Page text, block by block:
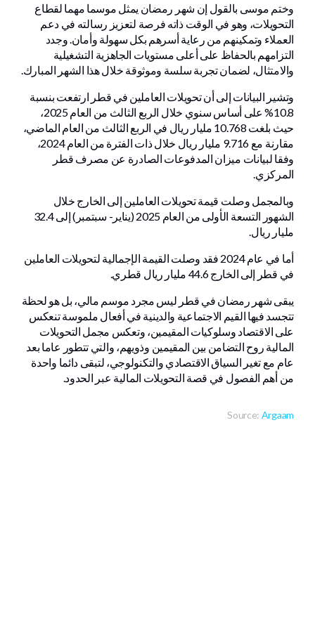
وختم موسى بالقول إن شهر رمضان يمثل موسما مهما لقطاع
التحويلات، وهو في الوقت ذاته فرصة لتعزيز رسالته في دعم
العملاء وتمكينهم من رعاية أسرهم بكل سهولة وأمان. وجدد
التزامهم بالحفاظ على أعلى مستويات الجاهزية التشغيلية
والامتثال، لضمان تجربة سلسة وموثوقة خلال هذا الشهر المبارك.
وتشير البيانات إلى أن تحويلات العاملين في قطر ارتفعت بنسبة
10.8% على أساس سنوي خلال الربع الثالث من العام 2025،
حيث بلغت 10.768 مليار ريال في الربع الثالث من العام الماضي،
مقارنة مع 9.716 مليار ريال خلال ذات الفترة من العام 2024،
وفقا لبيانات ميزان المدفوعات الصادرة عن مصرف قطر
المركزي.
وبالمجمل وصلت قيمة تحويلات العاملين إلى الخارج خلال
الشهور التسعة الأولى من العام 2025 (يناير- سبتمبر) إلى 32.4
مليار ريال.
أما في عام 2024 فقد وصلت القيمة الإجمالية لتحويلات العاملين
في قطر إلى الخارج 44.6 مليار ريال قطري.
يبقى شهر رمضان في قطر ليس مجرد موسم مالي، بل هو لحظة
تتجسد فيها القيم الاجتماعية والدينية في أفعال ملموسة تنعكس
على الاقتصاد وسلوكيات المقيمين، وتعكس مجمل التحويلات
المالية روح التضامن بين المقيمين وذويهم، والتي تتطور عاما بعد
عام مع تغير السياق الاقتصادي والتكنولوجي، لتبقى دائما واحدة
من أهم الفصول في قصة التحويلات المالية عبر الحدود.
Source: Argaam